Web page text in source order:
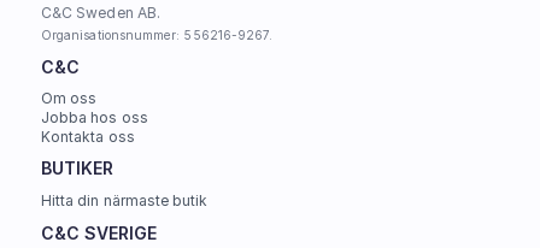
C&C Sweden AB.
Organisationsnummer: 556216-9267.
C&C
Om oss
Jobba hos oss
Kontakta oss
BUTIKER
Hitta din närmaste butik
C&C SVERIGE